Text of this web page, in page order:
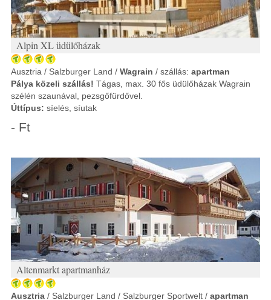
Alpin XL üdülőházak
Ausztria / Salzburger Land / Wagrain / szállás: apartman
Pálya közeli szállás! Tágas, max. 30 fős üdülőházak Wagrain
szélén szaunával, pezsgőfürdővel.
Úttípus: síelés, síutak
- Ft
Altenmarkt apartmanház
Ausztria / Salzburger Land / Salzburger Sportwelt / apartman